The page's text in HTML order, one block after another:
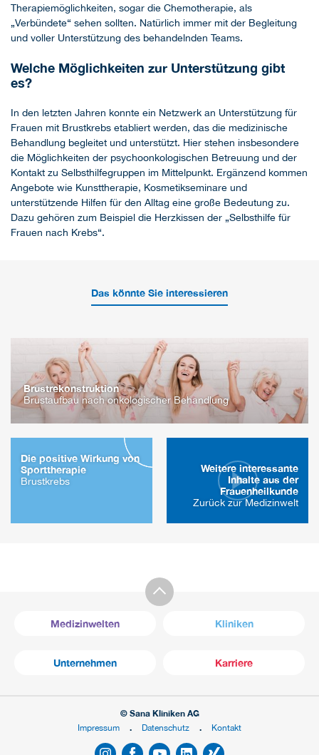
Therapiemöglichkeiten, sogar die Chemotherapie, als
„Verbündete“ sehen sollten. Natürlich immer mit der Begleitung
und voller Unterstützung des behandelnden Teams.
Welche Möglichkeiten zur Unterstützung gibt
es?
In den letzten Jahren konnte ein Netzwerk an Unterstützung für
Frauen mit Brustkrebs etabliert werden, das die medizinische
Behandlung begleitet und unterstützt. Hier stehen insbesondere
die Möglichkeiten der psychoonkologischen Betreuung und der
Kontakt zu Selbsthilfegruppen im Mittelpunkt. Ergänzend kommen
Angebote wie Kunsttherapie, Kosmetikseminare und
unterstützende Hilfen für den Alltag eine große Bedeutung zu.
Dazu gehören zum Beispiel die Herzkissen der „Selbsthilfe für
Frauen nach Krebs“.
Das könnte Sie interessieren
Brustrekonstruktion
Brustaufbau nach onkologischer Behandlung
Die positive Wirkung von
Sporttherapie
Brustkrebs
Weitere interessante
Inhalte aus der
Frauenheilkunde
Zurück zur Medizinwelt
Medizinwelten Kliniken
Unternehmen Karriere
© Sana Kliniken AG
Impressum
Datenschutz Kontakt